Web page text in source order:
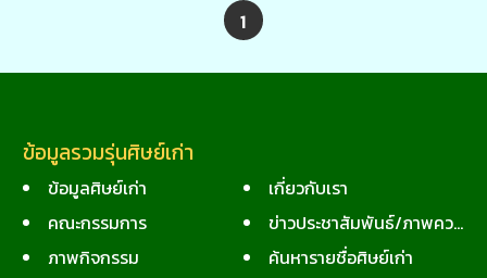
1
ข้อมูลรวมรุ่นศิษย์เก่า
ข้อมูลศิษย์เก่า
เกี่ยวกับเรา
คณะกรรมการ
ข่าวประชาสัมพันธ์/ภาพความทรงจำ
ภาพกิจกรรม
ค้นหารายชื่อศิษย์เก่า